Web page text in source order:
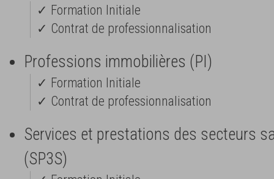
✓ Formation Initiale
✓ Contrat de professionnalisation
Professions immobilières (PI)
✓ Formation Initiale
✓ Contrat de professionnalisation
Services et prestations des secteurs
(SP3S)